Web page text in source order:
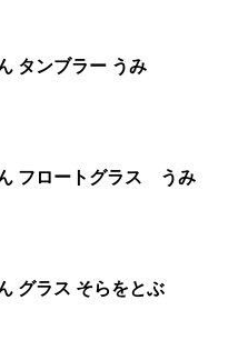
ノラネコぐんだん タンブラー うみ
ノラネコぐんだん フロートグラス うみ
ノラネコぐんだん グラス そらをとぶ